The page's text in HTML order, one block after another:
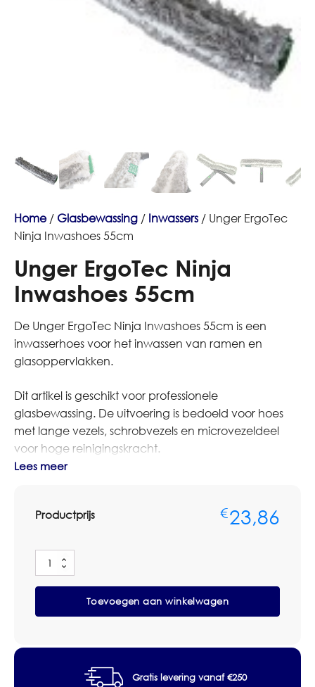
Home/ Glasbewassing / Inwassers / Unger ErgoTec
Ninja Inwashoes 55cm
Unger ErgoTec Ninja
Inwashoes 55cm
De Unger ErgoTec Ninja Inwashoes 55cm is een
inwasserhoes voor het inwassen van ramen en
glasoppervlakken.
Dit artikel is geschikt voor professionele
glasbewassing. De uitvoering is bedoeld voor hoes
met lange vezels, schrobvezels en microvezeldeel
voor hoge reinigingskracht.
Omnimar voor persoonlijk advies of een
aantallen, toepassing en zakelijke prijsafspraken.
Specificaties
Toepassing glasbewassing
Geschikt voor professioneel gebruik
Lees meer
Productprijs €23,86
Unger
ErgoTec
Ninja
55cm
Toevoegen aan winkelwagen
Gratis levering vanaf €250